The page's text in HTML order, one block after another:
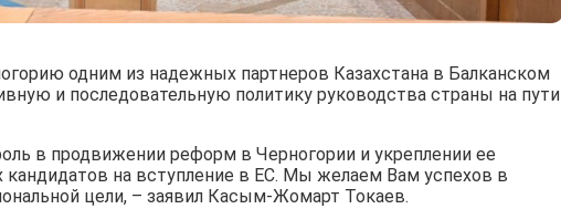
одним из надежных партнеров Казахстана в Балканском
и последовательную политику руководства страны на пути
в продвижении реформ в Черногории и укреплении ее
кандидатов на вступление в ЕС. Мы желаем Вам успехов в
цели, – заявил Касым-Жомарт Токаев.